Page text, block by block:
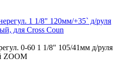
1 1/8" 120мм/+35` д/руля
для Cross Coun
0-60 1 1/8" 105/41мм д/руля
ZOOM